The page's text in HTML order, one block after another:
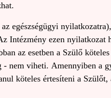
egészségügyi
Intézmény ezen nyilatkozat
az esetben a Szülő
nem viheti. Amennyiben a
köteles értesíteni a